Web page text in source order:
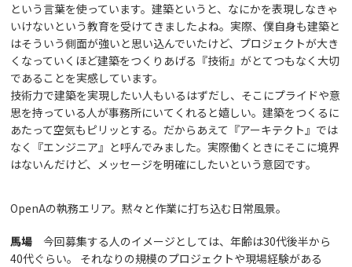
という言葉を使っています。建築というと、なにかを表現しなきゃ
いけないという教育を受けてきましたよね。実際、僕自身も建築と
はそういう側面が強いと思い込んでいたけど、プロジェクトが大き
くなっていくほど建築をつくりあげる『技術』がとてつもなく大切
であることを実感しています。
技術力で建築を実現したい人もいるはずだし、そこにプライドや意
思を持っている人が事務所にいてくれると嬉しい。建築をつくるに
あたって空気もピリッとする。だからあえて『アーキテクト』では
なく『エンジニア』と呼んでみました。実際働くときにそこに境界
はないんだけど、メッセージを明確にしたいという意図です。
OpenAの執務エリア。黙々と作業に打ち込む日常風景。
馬場 今回募集する人のイメージとしては、年齢は30代後半から
40代ぐらい。 それなりの規模のプロジェクトや現場経験がある